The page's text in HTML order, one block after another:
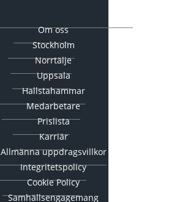
Om oss
Stockholm
Norrtälje
Uppsala
Hallstahammar
Medarbetare
Prislista
Karriär
Allmänna uppdragsvillkor
Integritetspolicy
Cookie Policy
Samhällsengagemang